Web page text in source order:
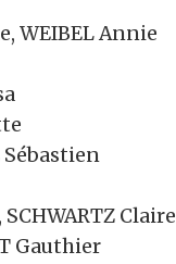
WEIBEL Annie
Sébastien
Claire
Gauthier